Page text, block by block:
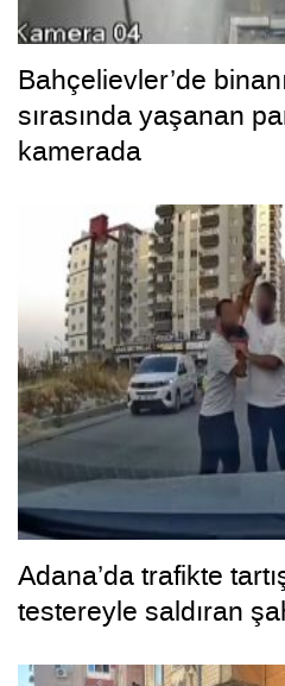
Bahçelievler’de
sırasında yaşanan
kamerada
Adana’da trafikte
testereyle saldıran